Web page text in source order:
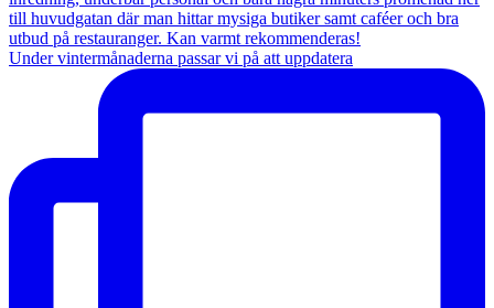
Under vintermånaderna passar vi på att uppdatera